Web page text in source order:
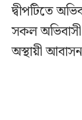
দ্বীপটিতে
সকল
অস্থায়ী